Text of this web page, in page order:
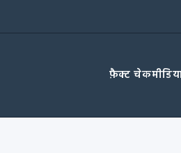
फ़ैक्ट चेक